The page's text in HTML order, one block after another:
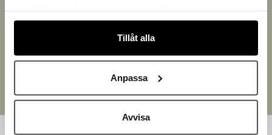
Tillåt alla
Anpassa
Avvisa
Snabb leverans
Leverans inom 3-5 arbetsdagar.
Över 30 000 produkter
Designat och tillverkat i Småland